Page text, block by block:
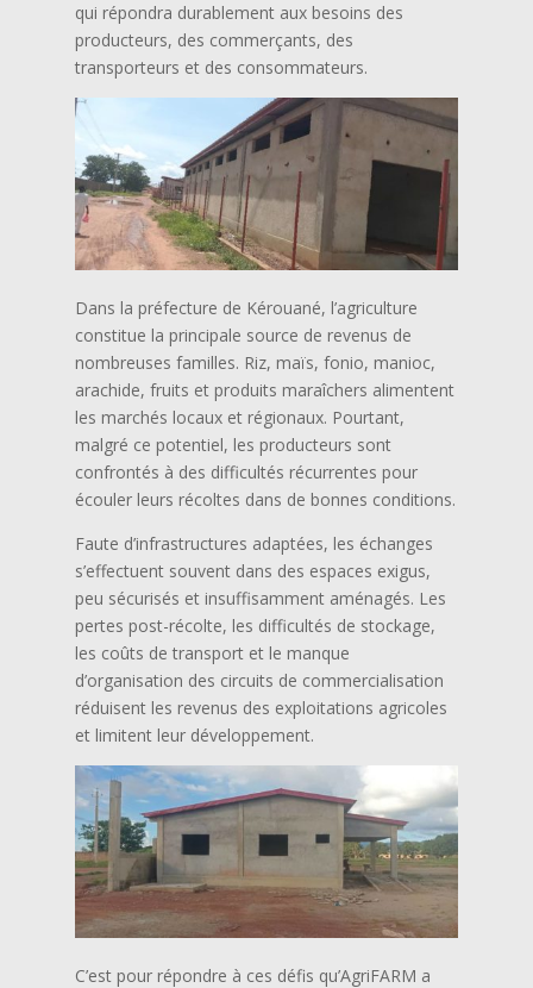
qui répondra durablement aux besoins des
producteurs, des commerçants, des
transporteurs et des consommateurs.
Dans la préfecture de Kérouané, l’agriculture
constitue la principale source de revenus de
nombreuses familles. Riz, maïs, fonio, manioc,
arachide, fruits et produits maraîchers alimentent
les marchés locaux et régionaux. Pourtant,
malgré ce potentiel, les producteurs sont
confrontés à des difficultés récurrentes pour
écouler leurs récoltes dans de bonnes conditions.
Faute d’infrastructures adaptées, les échanges
s’effectuent souvent dans des espaces exigus,
peu sécurisés et insuffisamment aménagés. Les
pertes post-récolte, les difficultés de stockage,
les coûts de transport et le manque
d’organisation des circuits de commercialisation
réduisent les revenus des exploitations agricoles
et limitent leur développement.
C’est pour répondre à ces défis qu’AgriFARM a